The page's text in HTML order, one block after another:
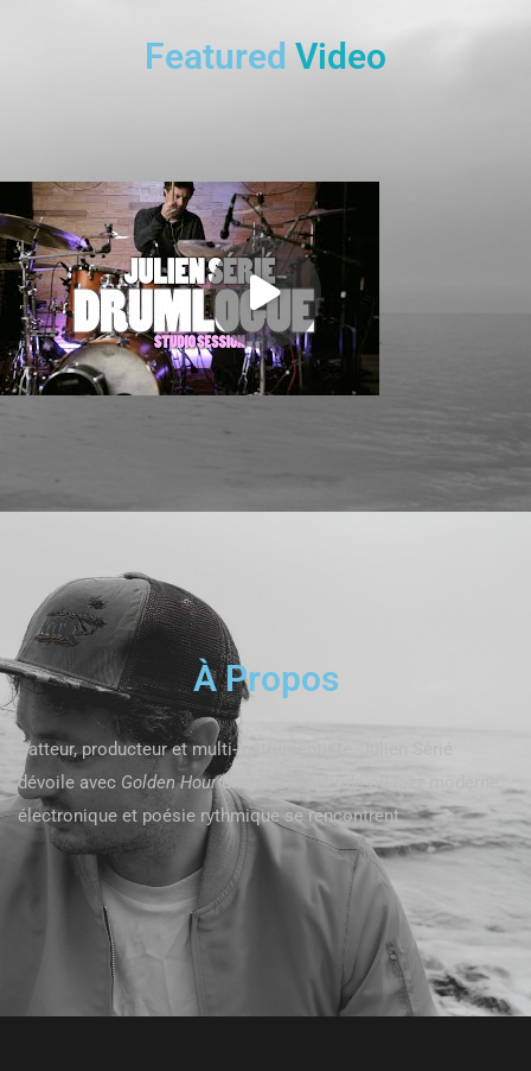
Featured Video
À Propos
Batteur, producteur et multi-instrumentiste, Julien Sérié
dévoile avec Golden Hourun univers hybride où jazz moderne,
électronique et poésie rythmique se rencontrent.